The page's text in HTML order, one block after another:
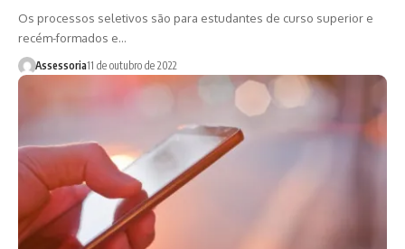
Os processos seletivos são para estudantes de curso superior e
recém-formados e…
Assessoria11 de outubro de 2022